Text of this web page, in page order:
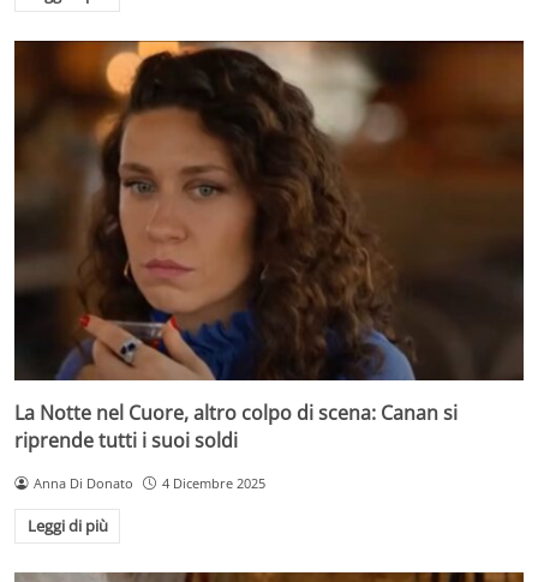
La Notte nel Cuore, altro colpo di scena: Canan si
riprende tutti i suoi soldi
Anna Di Donato 4 Dicembre 2025
Leggi di più